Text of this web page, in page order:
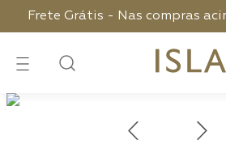
Frete Grátis - Nas compras